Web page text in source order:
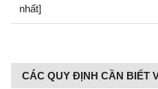
nhất]
CÁC QUY ĐỊNH CẦN BIẾT